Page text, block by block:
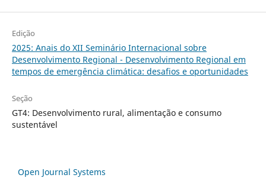
Edição
2025: Anais do XII Seminário Internacional sobre
Desenvolvimento Regional - Desenvolvimento Regional em
tempos de emergência climática: desafios e oportunidades
Seção
GT4: Desenvolvimento rural, alimentação e consumo
sustentável
Open Journal Systems